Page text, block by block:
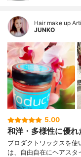
Hair make up
JUNKO
5.00
和洋・多様性に優
プロダクトワックスを使
は、自由自在にヘアスタ